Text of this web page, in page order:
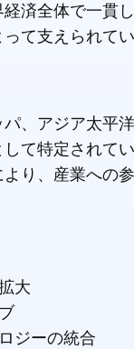
済全体で一貫
て支えられてい
、アジア太平
て特定されて
り、産業への
大
ジーの統合